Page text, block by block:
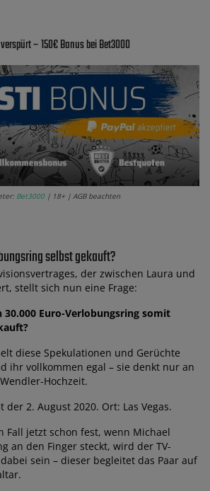
– 150€ Bonus bei Bet3000
Bet3000| 18+ | AGB beachten
selbst gekauft?
der zwischen Laura und
stellt sich nun eine Frage:
30.000 Euro-Verlobungsring somit
diese Spekulationen und Gerüchte
ihr vollkommen egal – sie denkt nur an
Hochzeit.
2. August 2020. Ort: Las Vegas.
Fall jetzt schon fest, wenn Michael
an den Finger steckt, wird der TV-
sein – dieser begleitet das Paar auf